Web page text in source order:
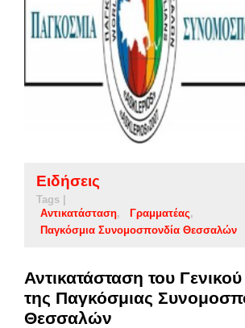
Ειδήσεις
Tags |
Αντικατάσταση
Γραμματέας
Παγκόσμια Συνομοσπονδία Θεσσαλών
Αντικατάσταση του
της Παγκόσμιας
Θεσσαλών